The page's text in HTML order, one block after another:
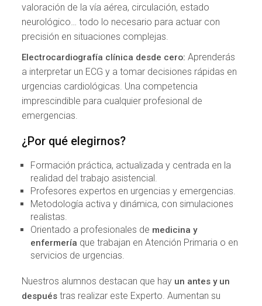
valoración de la vía aérea, circulación, estado
neurológico… todo lo necesario para actuar con
precisión en situaciones complejas.
Electrocardiografía clínica desde cero:Aprenderás
a interpretar un ECG y a tomar decisiones rápidas en
urgencias cardiológicas. Una competencia
imprescindible para cualquier profesional de
emergencias.
¿Por qué elegirnos?
Formación práctica, actualizada y centrada en la
realidad del trabajo asistencial.
Profesores expertos en urgencias y emergencias.
Metodología activa y dinámica, con simulaciones
realistas.
Orientado a profesionales de medicina y
enfermería que trabajan en Atención Primaria o en
servicios de urgencias.
Nuestros alumnos destacan que hay un antes y un
después tras realizar este Experto. Aumentan su